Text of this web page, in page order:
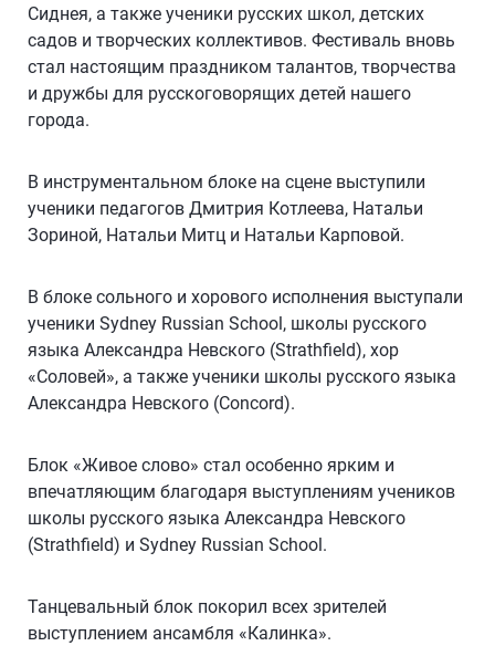
Сиднея, а также ученики русских школ, детских
садов и творческих коллективов. Фестиваль вновь
стал настоящим праздником талантов, творчества
и дружбы для русскоговорящих детей нашего
города.
В инструментальном блоке на сцене выступили
ученики педагогов Дмитрия Котлеева, Натальи
Зориной, Натальи Митц и Натальи Карповой.
В блоке сольного и хорового исполнения выступали
ученики Sydney Russian School, школы русского
языка Александра Невского (Strathfield), хор
«Соловей», а также ученики школы русского языка
Александра Невского (Concord).
Блок «Живое слово» стал особенно ярким и
впечатляющим благодаря выступлениям учеников
школы русского языка Александра Невского
(Strathfield) и Sydney Russian School.
Танцевальный блок покорил всех зрителей
выступлением ансамбля «Калинка».